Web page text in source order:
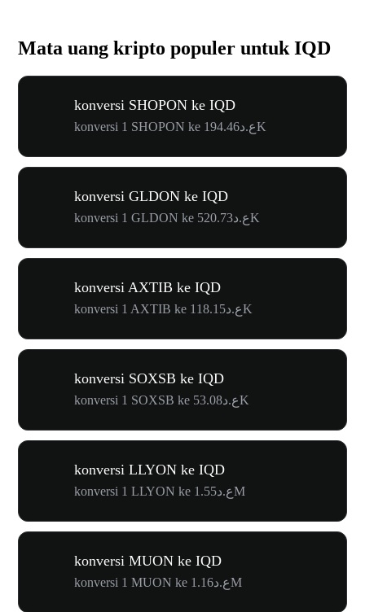
Mata uang kripto populer untuk IQD
konversi SHOPON ke IQD
konversi 1 SHOPON ke ع.د194.46K
konversi GLDON ke IQD
konversi 1 GLDON ke ع.د520.73K
konversi AXTIB ke IQD
konversi 1 AXTIB ke ع.د118.15K
konversi SOXSB ke IQD
konversi 1 SOXSB ke ع.د53.08K
konversi LLYON ke IQD
konversi 1 LLYON ke ع.د1.55M
konversi MUON ke IQD
konversi 1 MUON ke ع.د1.16M